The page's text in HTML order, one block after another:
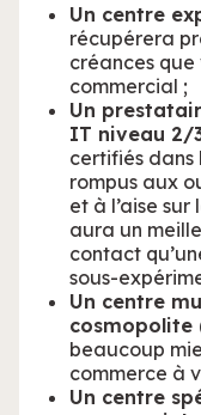
Un centre
récupérera
créances
commercial ;
Un
IT niveau 2/
certifiés dans
rompus aux
et à l’aise
aura un
contact
sous-
Un centre
cosmopolite
beaucoup
commerce à
Un centre